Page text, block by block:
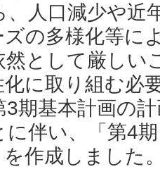
人口減少や近
の多様化等に
然として厳しい
に取り組む必
期基本計画の
伴い、「第4
作成しました